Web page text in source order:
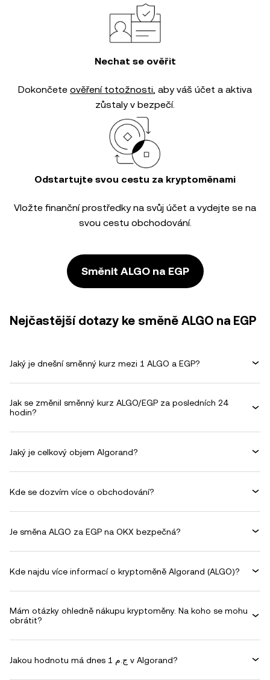
Nechat se ověřit
Dokončete ověření totožnosti, aby váš účet a aktiva
zůstaly v bezpečí.
Odstartujte svou cestu za kryptoměnami
Vložte finanční prostředky na svůj účet a vydejte se na
svou cestu obchodování.
Směnit ALGO na EGP
Nejčastější dotazy ke směně ALGO na EGP
Jaký je dnešní směnný kurz mezi 1 ALGO a EGP?
Jak se změnil směnný kurz ALGO/EGP za posledních 24
hodin?
Jaký je celkový objem Algorand?
Kde se dozvím více o obchodování?
Je směna ALGO za EGP na OKX bezpečná?
Kde najdu více informací o kryptoměně Algorand (ALGO)?
Mám otázky ohledně nákupu kryptoměny. Na koho se mohu
obrátit?
Jakou hodnotu má dnes 1 ج.م v Algorand?